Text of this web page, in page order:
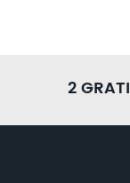
ein ganzheitliches
2